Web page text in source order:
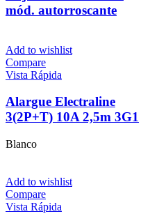
mód. autorroscante
Add to wishlist
Compare
Vista Rápida
Alargue Electraline
3(2P+T) 10A 2,5m 3G1
Blanco
Add to wishlist
Compare
Vista Rápida